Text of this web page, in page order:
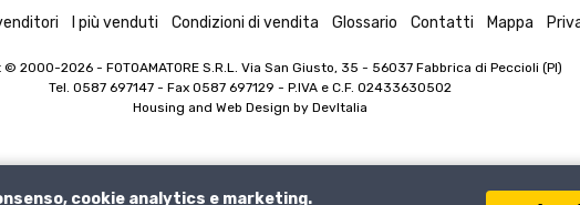
I più venduti Condizioni di vendita Glossario Contatti Mappa
© 2000-2026 - FOTOAMATORE S.R.L. Via San Giusto, 35 - 56037 Fabbrica di Peccioli (PI)
Tel. 0587 697147 - Fax 0587 697129 - P.IVA e C.F. 02433630502
Housing and Web Design by DevItalia
cookie analytics e marketing.